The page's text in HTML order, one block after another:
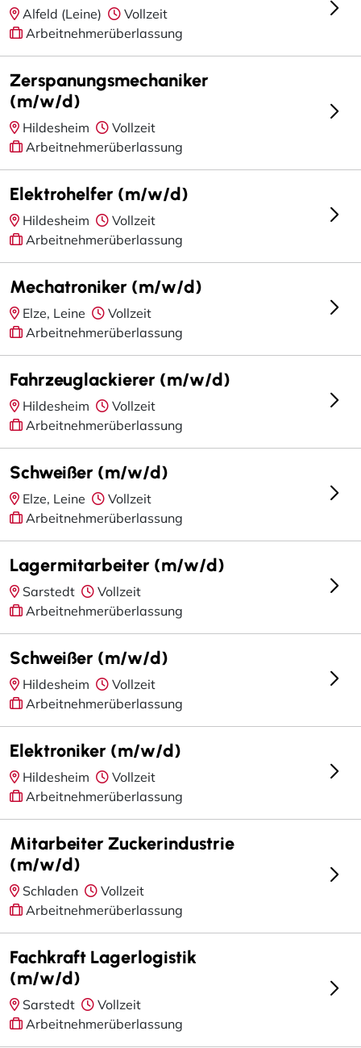
Alfeld (Leine)
Vollzeit
Arbeitnehmerüberlassung
Zerspanungsmechaniker
(m/w/d)
Hildesheim
Vollzeit
Arbeitnehmerüberlassung
Elektrohelfer (m/w/d)
Hildesheim
Vollzeit
Arbeitnehmerüberlassung
Mechatroniker (m/w/d)
Elze, Leine
Vollzeit
Arbeitnehmerüberlassung
Fahrzeuglackierer (m/w/d)
Hildesheim
Vollzeit
Arbeitnehmerüberlassung
Schweißer (m/w/d)
Elze, Leine
Vollzeit
Arbeitnehmerüberlassung
Lagermitarbeiter (m/w/d)
Sarstedt
Vollzeit
Arbeitnehmerüberlassung
Schweißer (m/w/d)
Hildesheim
Vollzeit
Arbeitnehmerüberlassung
Elektroniker (m/w/d)
Hildesheim
Vollzeit
Arbeitnehmerüberlassung
Mitarbeiter Zuckerindustrie
(m/w/d)
Schladen
Vollzeit
Arbeitnehmerüberlassung
Fachkraft Lagerlogistik
(m/w/d)
Sarstedt
Vollzeit
Arbeitnehmerüberlassung